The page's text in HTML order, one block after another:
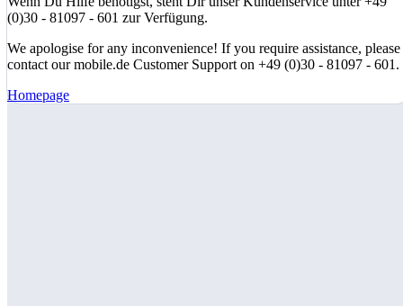
(0)30 - 81097 - 601 zur Verfügung.
We apologise for any inconvenience! If you require assistance, please
contact our mobile.de Customer Support on +49 (0)30 - 81097 - 601.
Homepage